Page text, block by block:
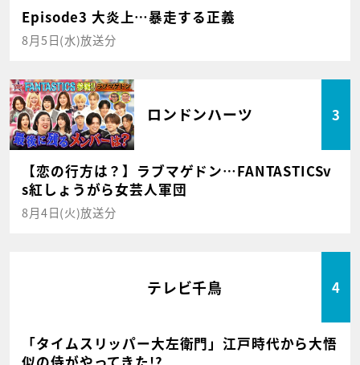
Episode3 大炎上…暴走する正義
8月5日(水)放送分
ロンドンハーツ 3
【恋の行方は？】ラブマゲドン…FANTASTICSv
s紅しょうがら女芸人軍団
8月4日(火)放送分
テレビ千鳥 4
「タイムスリッパー大左衛門」江戸時代から大悟